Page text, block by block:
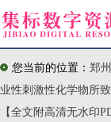
您当前的位置： 郑
业性刺激性化学物所
【全文附高清无水印